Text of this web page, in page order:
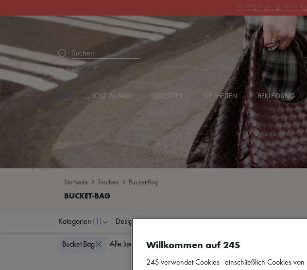
10% Rabatt auf Ihre
Suchen
SALE LOST IN PARIS DESIGNER NEUHEITEN BEKLEIDUNG
Startseite Taschen Bucket-Bag
Kategorien (1) Designer
Bucket-Bag Alle löschenWillkommen auf 24S
24S verwendet Cookies - einschließlich Cookies von